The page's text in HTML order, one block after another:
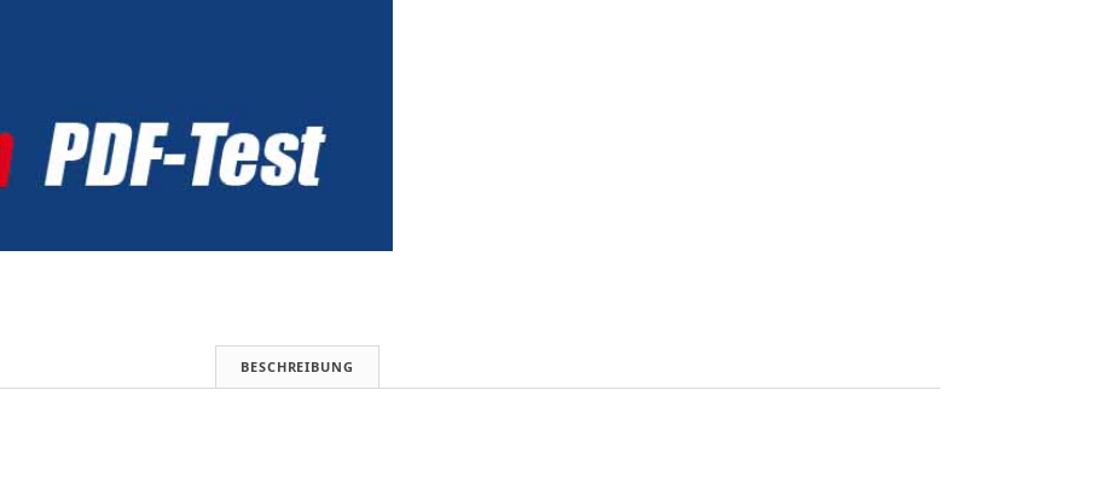
BESCHREIBUNG